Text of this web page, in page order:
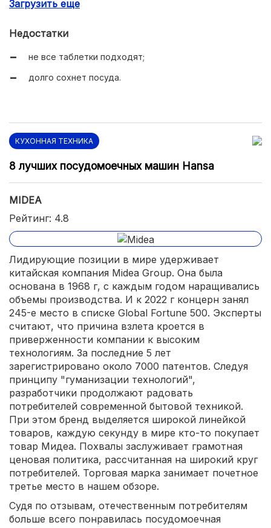
экономное потребление воды.
Загрузить еще
Недостатки
не все таблетки подходят;
долго сохнет посуда.
КУХОННАЯ ТЕХНИКА
8 лучших посудомоечных машин Hansa
MIDEA
Рейтинг: 4.8
Лидирующие позиции в мире удерживает
китайская компания Midea Group. Она была
основана в 1968 г, с каждым годом наращивались
объемы производства. И к 2022 г концерн занял
245-е место в списке Global Fortune 500. Эксперты
считают, что причина взлета кроется в
приверженности компании к высоким
технологиям. За последние 5 лет
зарегистрировано около 7000 патентов. Следуя
принципу "гуманизации технологий",
разработчики продолжают радовать
потребителей современной бытовой техникой.
При этом бренд выделяется широкой линейкой
товаров, каждую секунду в мире кто-то покупает
товар Мидеа. Похвалы заслуживает грамотная
ценовая политика, рассчитанная на широкий круг
потребителей. Торговая марка занимает почетное
третье место в нашем обзоре.
Судя по отзывам, отечественным потребителям
больше всего понравилась посудомоечная